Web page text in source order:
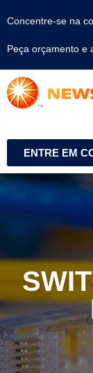
Concentre-se na
Peça orçamento e
ENTRE EM